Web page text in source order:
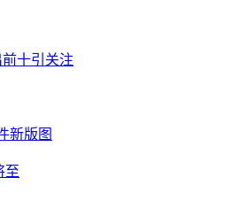
十引关注
新版图
至